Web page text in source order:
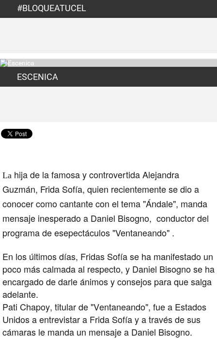
#BLOQUEATUCEL
ESCENICA
La hija de la famosa y controvertida Alejandra
Guzmán, Frida Sofía, quien recientemente se dio a
conocer como cantante con el tema "Ándale", manda
mensaje inesperado a Daniel Bisogno, conductor del
programa de esepectáculos "Ventaneando" .
En los últimos días, Fridas Sofía se ha manifestado un
poco más calmada al respecto, y Daniel Bisogno se ha
encargado de darle ánimos y consejos para que salga
adelante.
Pati Chapoy, titular de "Ventaneando", fue a Estados
Unidos a entrevistar a Frida Sofía y a través de sus
cámaras le manda un mensaje a Daniel Bisogno.